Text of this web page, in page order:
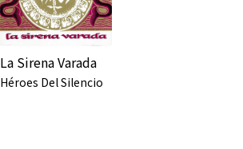
La Sirena Varada
Héroes Del Silencio